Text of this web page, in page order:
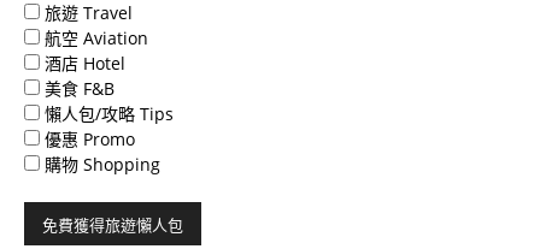
旅遊 Travel
航空 Aviation
酒店 Hotel
美食 F&B
懶人包/攻略 Tips
優惠 Promo
購物 Shopping